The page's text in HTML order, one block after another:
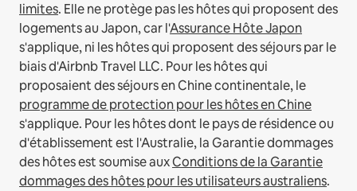
limites. Elle ne protège pas les hôtes qui proposent des
logements au Japon, car l'Assurance Hôte Japon
s'applique, ni les hôtes qui proposent des séjours par le
biais d'Airbnb Travel LLC. Pour les hôtes qui
proposaient des séjours en Chine continentale, le
programme de protection pour les hôtes en Chine
s'applique. Pour les hôtes dont le pays de résidence ou
d'établissement est l'Australie, la Garantie dommages
des hôtes est soumise auxConditions de la Garantie
dommages des hôtes pour les utilisateurs australiens.